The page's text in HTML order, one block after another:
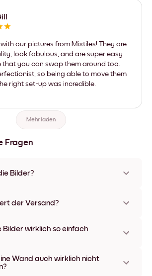
our pictures from Mixtiles! They are
look fabulous, and are super easy
that you can swap them around too.
so being able to move them
right set-up was incredible.
Mehr laden
Fragen
Bilder?
Materialien und Rahmenfarben,
der Versand?
auch Expressversand an. Den Trackinglink
Bestellaufgabe zugeschickt.
Bilder wirklich so einfach
lassen, ohne die Wände dabei zu
Wand auch wirklich nicht